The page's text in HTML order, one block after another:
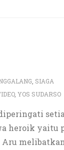
SIAGA
, YOS SUDARSO
heroik yaitu